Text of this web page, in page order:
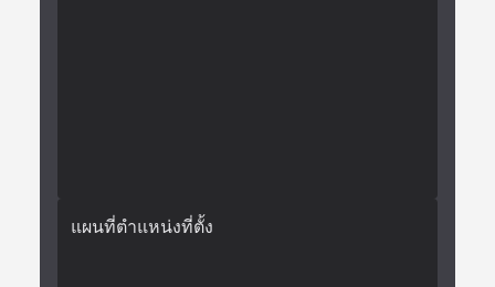
แผนที่ตำแหน่งที่ตั้ง